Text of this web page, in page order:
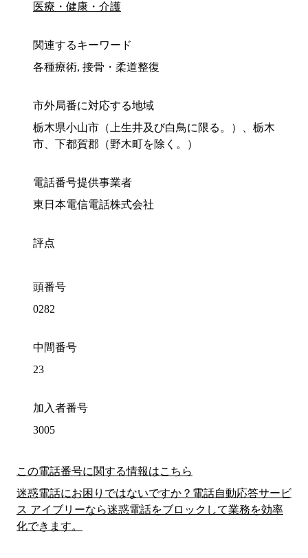
医療・健康・介護
関連するキーワード
各種療術, 接骨・柔道整復
市外局番に対応する地域
栃木県小山市（上生井及び白鳥に限る。）、栃木
市、下都賀郡（野木町を除く。）
電話番号提供事業者
東日本電信電話株式会社
評点
頭番号
0282
中間番号
23
加入者番号
3005
この電話番号に関する情報はこちら
迷惑電話にお困りではないですか？電話自動応答サービ
ス アイブリーなら迷惑電話をブロックして業務を効率
化できます。